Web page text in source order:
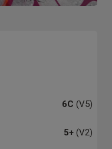
6C (V5)
5+ (V2)